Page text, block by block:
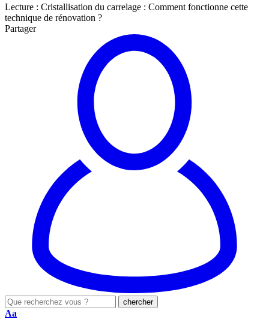
Lecture : Cristallisation du carrelage : Comment fonctionne cette
technique de rénovation ?
Partager
Aa